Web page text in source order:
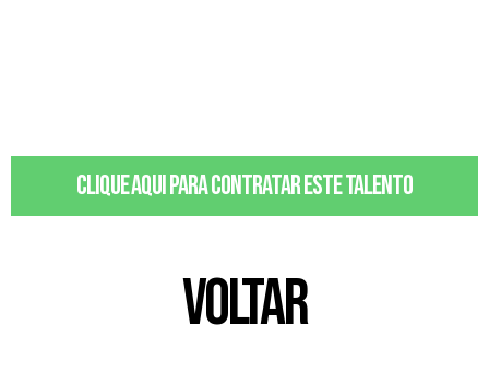
Clique aqui para contratar este talento
VOLTAR